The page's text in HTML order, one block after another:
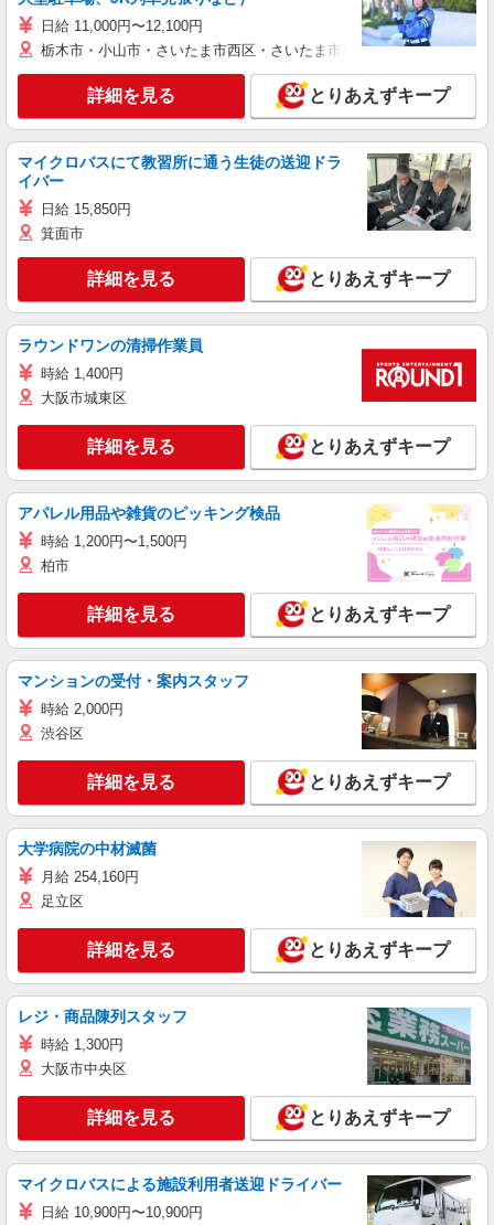
日給 11,000円〜12,100円
栃木市・小山市・さいたま市西区・さいたま市岩槻区・久喜市・蓮田
詳細を見る とりあえずキープ
マイクロバスにて教習所に通う生徒の送迎ドラ
イバー
日給 15,850円
箕面市
詳細を見る とりあえずキープ
ラウンドワンの清掃作業員
時給 1,400円
大阪市城東区
詳細を見る とりあえずキープ
アパレル用品や雑貨のピッキング検品
時給 1,200円〜1,500円
柏市
詳細を見る とりあえずキープ
マンションの受付・案内スタッフ
時給 2,000円
渋谷区
詳細を見る とりあえずキープ
大学病院の中材滅菌
月給 254,160円
足立区
詳細を見る とりあえずキープ
レジ・商品陳列スタッフ
時給 1,300円
大阪市中央区
詳細を見る とりあえずキープ
マイクロバスによる施設利用者送迎ドライバー
日給 10,900円〜10,900円